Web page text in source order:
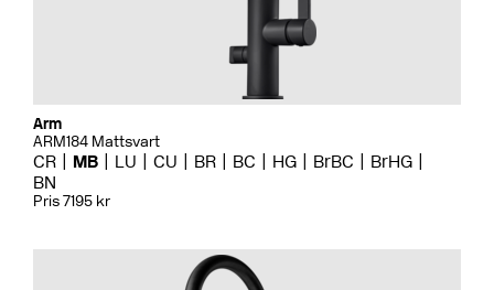
Arm
ARM184 Mattsvart
CR MB LU CU BR BC HG BrBC
BrHG
BN
Pris 7195 kr